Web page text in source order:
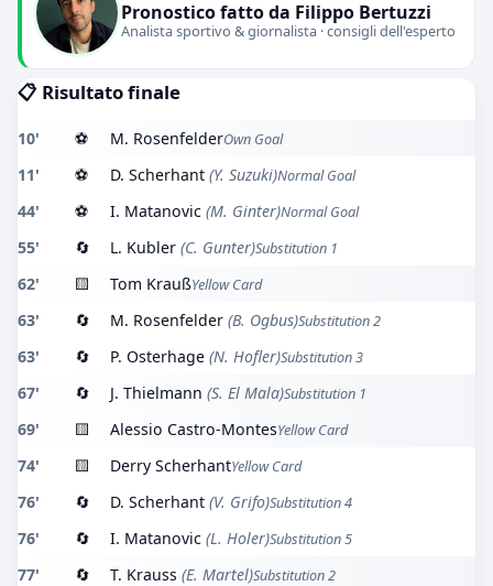
Pronostico fatto da Filippo Bertuzzi
Analista sportivo & giornalista · consigli dell'esperto
📋 Risultato finale
10' ⚽ M. RosenfelderOwn Goal
11' ⚽ D. Scherhant (Y. Suzuki)Normal Goal
44' ⚽ I. Matanovic (M. Ginter)Normal Goal
55' 🔄 L. Kubler (C. Gunter)Substitution 1
62' 🟨 Tom KraußYellow Card
63' 🔄 M. Rosenfelder (B. Ogbus)Substitution 2
63' 🔄 P. Osterhage (N. Hofler)Substitution 3
67' 🔄 J. Thielmann (S. El Mala)Substitution 1
69' 🟨 Alessio Castro-MontesYellow Card
74' 🟨 Derry ScherhantYellow Card
76' 🔄 D. Scherhant (V. Grifo)Substitution 4
76' 🔄 I. Matanovic (L. Holer)Substitution 5
77' 🔄 T. Krauss (E. Martel)Substitution 2